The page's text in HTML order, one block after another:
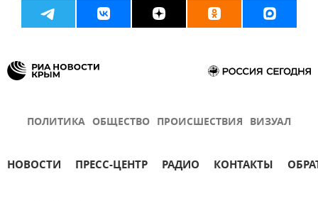
ПОЛИТИКА ОБЩЕСТВО ПРОИСШЕСТВИЯ ВИЗУАЛ
НОВОСТИ ПРЕСС-ЦЕНТР РАДИО КОНТАКТЫ